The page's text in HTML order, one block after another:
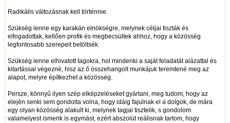
Radikális változásnak kell történnie.
Szükség lenne egy karakán elnökségre, melynek céljai tiszták és
elfogadottak, kellően profik és megbecsültek ahhoz, hogy a közösség
legfontosabb szerepeit betöltsék.
Szükség lenne elhivatott tagokra, hol mindenki a saját feladatát alázattal és
kitartással végezné, hisz az ő összehangolt munkájuk teremtené meg az
alapot, melyre építkezhet a közösség.
Persze, könnyű ilyen szép elképzeléseket gyártani, meg tudom, hogy az
elején senki sem gondolta volna, hogy idáig fajulnak el a dolgok, de mára
egy olyan közösség alakult ki, melynek tagjai tisztelik, s gondolom
valamelyest ismerik is egymást, ezért abszolút reálisnak tartom, hogy